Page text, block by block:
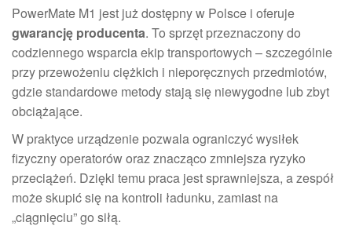
PowerMate M1 jest już dostępny w Polsce i oferuje
gwarancję producenta. To sprzęt przeznaczony do
codziennego wsparcia ekip transportowych – szczególnie
przy przewożeniu ciężkich i nieporęcznych przedmiotów,
gdzie standardowe metody stają się niewygodne lub zbyt
obciążające.
W praktyce urządzenie pozwala ograniczyć wysiłek
fizyczny operatorów oraz znacząco zmniejsza ryzyko
przeciążeń. Dzięki temu praca jest sprawniejsza, a zespół
może skupić się na kontroli ładunku, zamiast na
„ciągnięciu” go siłą.